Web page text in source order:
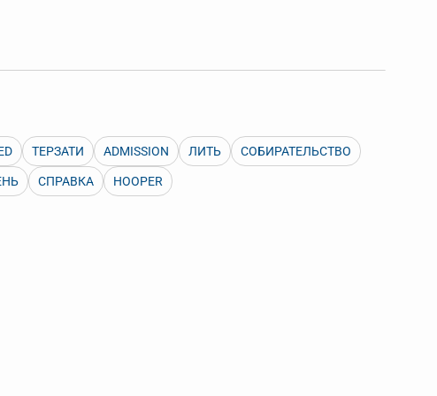
Также можно выключать ненужные словари.
ТЕРЗАТИ ADMISSION ЛИТЬ СОБИРАТЕЛЬСТВО
СПРАВКА HOOPER